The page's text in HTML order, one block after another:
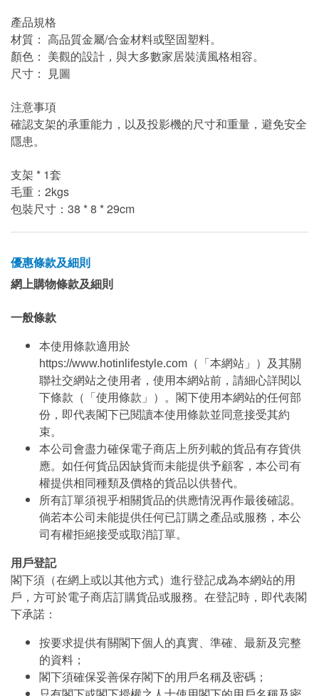
產品規格
材質： 高品質金屬/合金材料或堅固塑料。
顏色： 美觀的設計，與大多數家居裝潢風格相容。
尺寸： 見圖
注意事項
確認支架的承重能力，以及投影機的尺寸和重量，避免安全
隱患。
支架 * 1套
毛重：2kgs
包裝尺寸：38 * 8 * 29cm
優惠條款及細則
網上購物條款及細則
一般條款
本使用條款適用於
https://www.hotinlifestyle.com（「本網站」）及其關
聯社交網站之使用者，使用本網站前，請細心詳閱以
下條款（「使用條款」）。閣下使用本網站的任何部
份，即代表閣下已閱讀本使用條款並同意接受其約
束。
本公司會盡力確保電子商店上所列載的貨品有存貨供
應。如任何貨品因缺貨而未能提供予顧客，本公司有
權提供相同種類及價格的貨品以供替代。
所有訂單須視乎相關貨品的供應情況再作最後確認。
倘若本公司未能提供任何已訂購之產品或服務，本公
司有權拒絕接受或取消訂單。
用戶登記
閣下須（在網上或以其他方式）進行登記成為本網站的用
戶，方可於電子商店訂購貨品或服務。在登記時，即代表閣
下承諾：
按要求提供有關閣下個人的真實、準確、最新及完整
的資料；
閣下須確保妥善保存閣下的用戶名稱及密碼；